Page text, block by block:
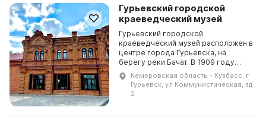
Гурьевский городской
краеведческий музей
Гурьевский городской
краеведческий музей расположен в
центре города Гурьевска, на
берегу реки Бачат. В 1909 году
здесь был построен двухэтажный
кирпичный магазин купца
Ермолаева Н. П. Фонд музея включ...
Кемеровская область - Кузбасс, г
Гурьевск, ул Коммунистическая, зд
2